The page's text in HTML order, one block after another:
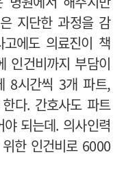
지단한 과정을 감
에도 의료진이 책
인건비까지 부담이
8시간씩 3개 파트,
다. 간호사도 파트
되는데. 의사인력
한 인건비로 6000